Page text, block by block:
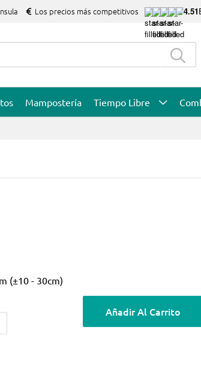
Los precios más competitivos 4.51
Mampostería Tiempo Libre
(±10 - 30cm)
Añadir Al Carrito